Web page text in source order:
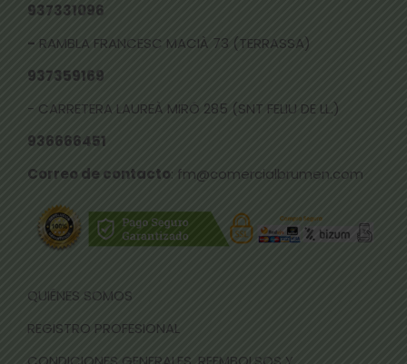
937331096
- RAMBLA FRANCESC MACIÀ 73 (TERRASSA)
937359169
- CARRETERA LAUREÀ MIRÓ 285 (SNT FELIU DE LL.)
936666451
Correo de contacto: fm@comercialbrumen.com
QUIÉNES SOMOS
REGISTRO PROFESIONAL